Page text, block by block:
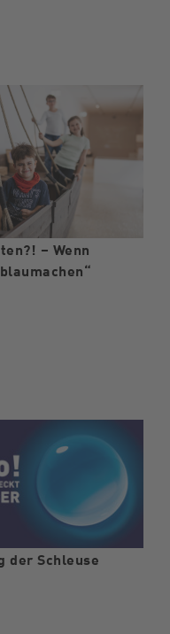
– Wenn
der Schleuse